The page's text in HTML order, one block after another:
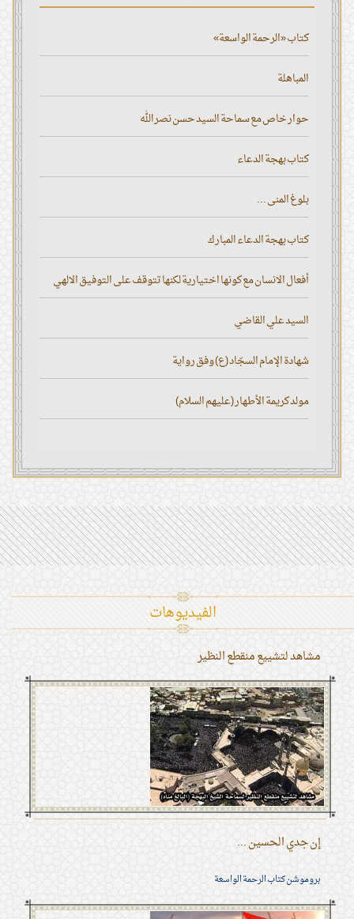
كتاب «الرحمة الواسعة»
المباهلة
حوار خاص مع سماحة السيد حسن نصر الله
كتاب بهجة الدعاء
بلوغ المنى ...
كتاب بهجة الدعاء المبارك
أفعال الانسان مع كونها اختيارية لكنها تتوقف على التوفيق الالهي
السيد علي القاضي
شهادة الإمام السجّاد (ع) وفق رواية
مولد كريمة الأطهار (عليهم السلام)
الفیدیوهات
مشاهد لتشييع منقطع النظير
إن جدي الحسين ...
بروموشن كتاب الرحمة الواسعة